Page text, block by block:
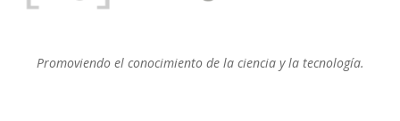
Promoviendo el conocimiento de la ciencia y la tecnología.